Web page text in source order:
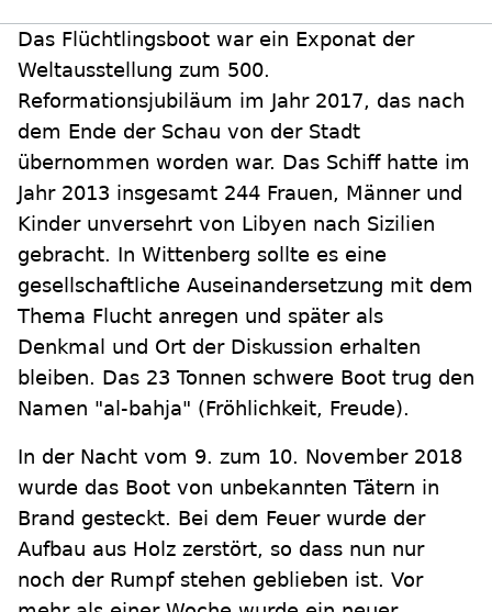
Das Flüchtlingsboot war ein Exponat der
Weltausstellung zum 500.
Reformationsjubiläum im Jahr 2017, das nach
dem Ende der Schau von der Stadt
übernommen worden war. Das Schiff hatte im
Jahr 2013 insgesamt 244 Frauen, Männer und
Kinder unversehrt von Libyen nach Sizilien
gebracht. In Wittenberg sollte es eine
gesellschaftliche Auseinandersetzung mit dem
Thema Flucht anregen und später als
Denkmal und Ort der Diskussion erhalten
bleiben. Das 23 Tonnen schwere Boot trug den
Namen "al-bahja" (Fröhlichkeit, Freude).
In der Nacht vom 9. zum 10. November 2018
wurde das Boot von unbekannten Tätern in
Brand gesteckt. Bei dem Feuer wurde der
Aufbau aus Holz zerstört, so dass nun nur
noch der Rumpf stehen geblieben ist. Vor